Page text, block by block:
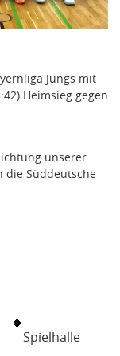
Jungs mit
Heimsieg gegen
unserer
die Süddeutsche
Spielhalle